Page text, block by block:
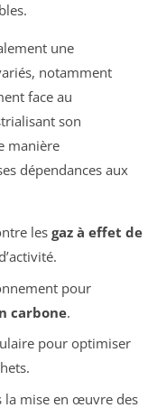
une
notamment
face au
son
manière
dépendances aux
les gaz à effet de
pour
carbone.
pour optimiser
la mise en œuvre des